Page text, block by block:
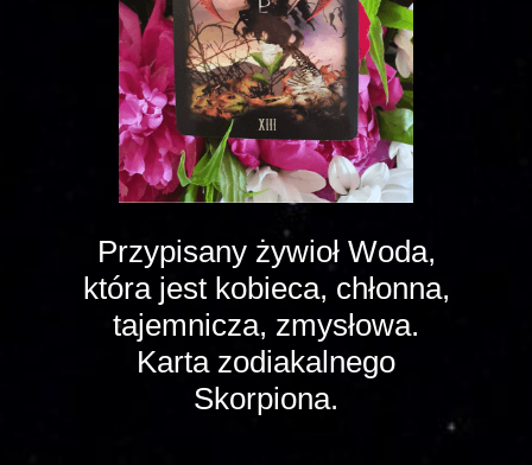
Przypisany żywioł Woda,
która jest kobieca, chłonna,
tajemnicza, zmysłowa.
Karta zodiakalnego
Skorpiona.